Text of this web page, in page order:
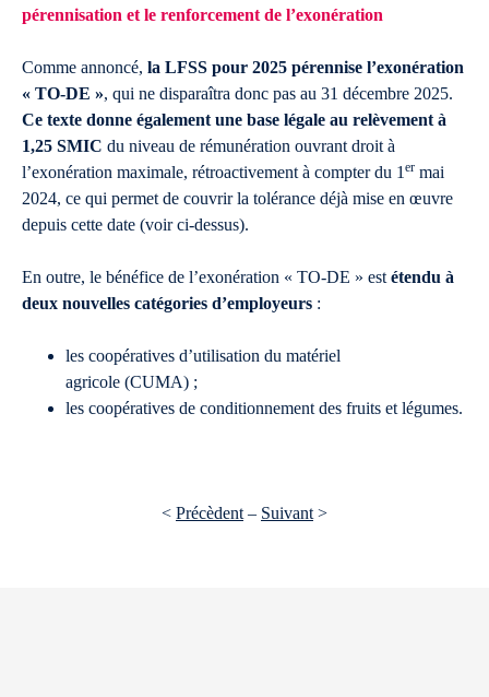
pérennisation et le renforcement de l’exonération
Comme annoncé, la LFSS pour 2025 pérennise l’exonération
« TO-DE », qui ne disparaîtra donc pas au 31 décembre 2025.
Ce texte donne également une base légale au relèvement à
1,25 SMIC du niveau de rémunération ouvrant droit à
l’exonération maximale, rétroactivement à compter du 1 er mai
2024, ce qui permet de couvrir la tolérance déjà mise en œuvre
depuis cette date (voir ci-dessus).
En outre, le bénéfice de l’exonération « TO-DE » est étendu à
deux nouvelles catégories d’employeurs :
les coopératives d’utilisation du matériel
agricole (CUMA) ;
les coopératives de conditionnement des fruits et légumes.
< Précèdent – Suivant >